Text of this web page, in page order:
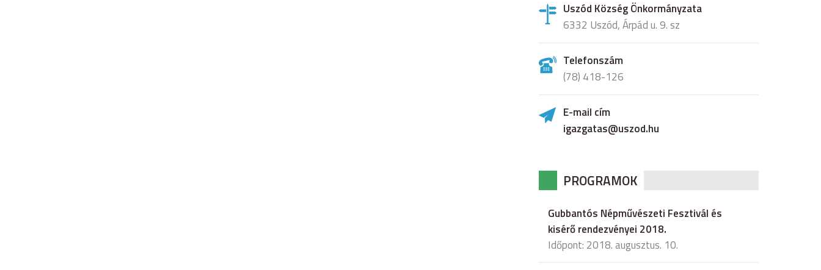
Uszód Község Önkormányzata
6332 Uszód, Árpád u. 9. sz
Telefonszám
(78) 418-126
E-mail cím
igazgatas@uszod.hu
PROGRAMOK
Gubbantós Népművészeti Fesztivál és
kisérő rendezvényei 2018.
Időpont: 2018. augusztus. 10.